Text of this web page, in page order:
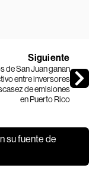
Siguiente
de San Juan ganan
entre inversores
de emisiones
en Puerto Rico
su fuente de